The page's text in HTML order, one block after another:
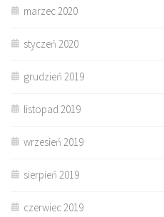
marzec 2020
styczeń 2020
grudzień 2019
listopad 2019
wrzesień 2019
sierpień 2019
czerwiec 2019